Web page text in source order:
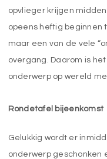
opvlieger krijgen
opeens heftig beginnen
maar een van de vele
overgang. Daarom is
onderwerp op wereld
Rondetafel bijeenkomst
Gelukkig wordt er
onderwerp geschonken